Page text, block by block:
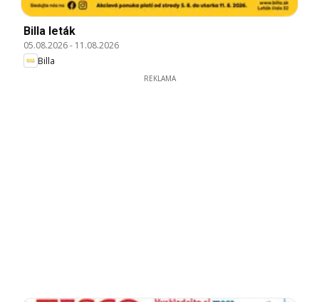
Billa leták
05.08.2026- 11.08.2026
Billa
REKLAMA